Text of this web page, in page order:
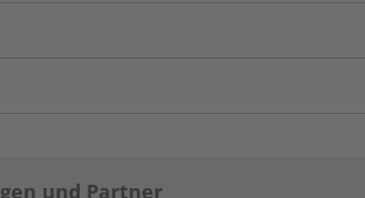
und Partner